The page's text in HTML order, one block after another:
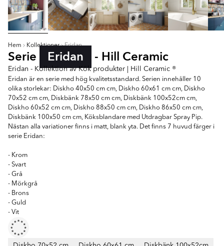
Hem Kollektioner Eridan
Serie Eridan - Hill Ceramic
Eridan - Kollektion av Kök produkter | Hill Ceramic ®
Eridan är en serie med hög kvalitetsstandard. Serien innehåller 10
olika storlekar: Diskho 40x50 cm cm, Diskho 60x61 cm cm, Diskho
70x52 cm cm, Diskbänk 78x50 cm cm, Diskbänk 100x52cm cm,
Diskho 60x52 cm cm, Diskho 88x50 cm cm, Diskho 86x50 cm cm,
Diskbänk 100x50 cm cm, Köksblandare med Utdragbar Spray Pip.
Nästan alla variationer finns i matt, blank yta. Det finns 7 huvud färger i
serie Eridan:
- Krom
- Svart
- Grå
- Mörkgrå
- Brons
- Guld
- Vit